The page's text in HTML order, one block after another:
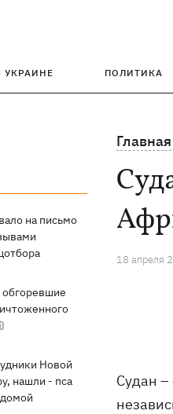
УКРАИНЕ ПОЛИТИКА
на письмо
Новой
нашли - пса
Главная
18 апреля
Судан –